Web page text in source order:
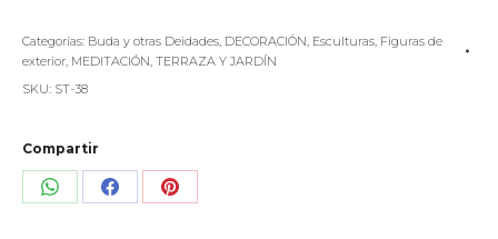
Categorías: Buda y otras Deidades DECORACIÓN Esculturas Figuras de
exterior MEDITACIÓN TERRAZA Y JARDÍN
SKU: ST-38
Compartir
Share Share Share